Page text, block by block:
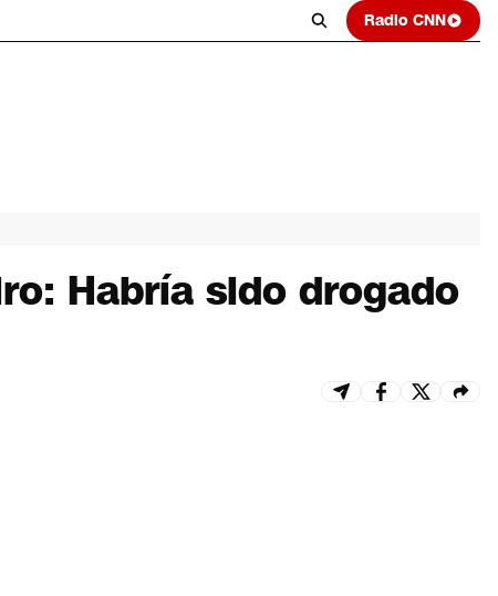
Radio CNN
Habría sido drogado